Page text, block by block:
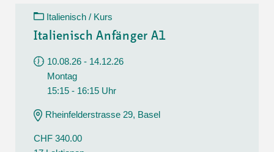
Italienisch / Kurs
Italienisch Anfänger A1
10.08.26 - 14.12.26
Montag
15:15 - 16:15 Uhr
Rheinfelderstrasse 29, Basel
CHF 340.00